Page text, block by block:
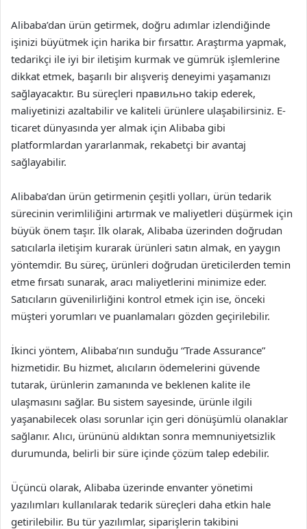
Alibaba’dan ürün getirmek, doğru adımlar izlendiğinde
işinizi büyütmek için harika bir fırsattır. Araştırma yapmak,
tedarikçi ile iyi bir iletişim kurmak ve gümrük işlemlerine
dikkat etmek, başarılı bir alışveriş deneyimi yaşamanızı
sağlayacaktır. Bu süreçleri правильно takip ederek,
maliyetinizi azaltabilir ve kaliteli ürünlere ulaşabilirsiniz. E-
ticaret dünyasında yer almak için Alibaba gibi
platformlardan yararlanmak, rekabetçi bir avantaj
sağlayabilir.
Alibaba’dan ürün getirmenin çeşitli yolları, ürün tedarik
sürecinin verimliliğini artırmak ve maliyetleri düşürmek için
büyük önem taşır. İlk olarak, Alibaba üzerinden doğrudan
satıcılarla iletişim kurarak ürünleri satın almak, en yaygın
yöntemdir. Bu süreç, ürünleri doğrudan üreticilerden temin
etme fırsatı sunarak, aracı maliyetlerini minimize eder.
Satıcıların güvenilirliğini kontrol etmek için ise, önceki
müşteri yorumları ve puanlamaları gözden geçirilebilir.
İkinci yöntem, Alibaba’nın sunduğu “Trade Assurance”
hizmetidir. Bu hizmet, alıcıların ödemelerini güvende
tutarak, ürünlerin zamanında ve beklenen kalite ile
ulaşmasını sağlar. Bu sistem sayesinde, ürünle ilgili
yaşanabilecek olası sorunlar için geri dönüşümlü olanaklar
sağlanır. Alıcı, ürününü aldıktan sonra memnuniyetsizlik
durumunda, belirli bir süre içinde çözüm talep edebilir.
Üçüncü olarak, Alibaba üzerinde envanter yönetimi
yazılımları kullanılarak tedarik süreçleri daha etkin hale
getirilebilir. Bu tür yazılımlar, siparişlerin takibini